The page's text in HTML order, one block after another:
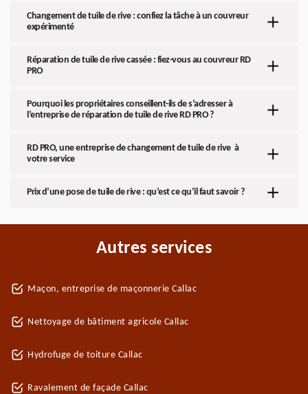
Changement de tuile de rive : confiez la tâche à un couvreur
expérimenté
Réparation de tuile de rive cassée : fiez-vous au couvreur RD
PRO
Pourquoi les propriétaires conseillent-ils de s’adresser à
l’entreprise de réparation de tuile de rive RD PRO ?
RD PRO, une entreprise de changement de tuile de rive à
votre service
Prix d’une pose de tuile de rive : qu’est ce qu’il faut savoir ?
Autres services
Maçon, entreprise de maçonnerie Callac
Nettoyage de bâtiment agricole Callac
Hydrofuge de toiture Callac
Ravalement de façade Callac